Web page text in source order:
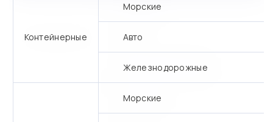
Контейнерные
Морские
Авто
Железнодорожные
Морские